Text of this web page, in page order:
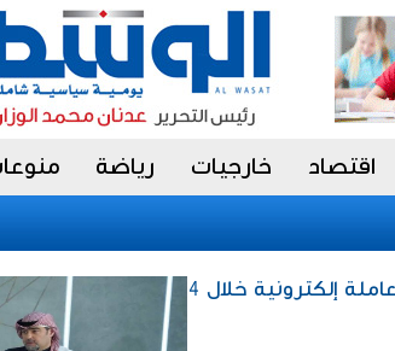
اقتصاد خارجيات رياضة
محليات / «سهل» أنجز 111 مليون معاملة إلكترونية خلال 4